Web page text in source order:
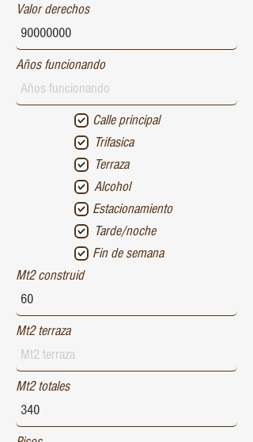
Valor derechos
Años funcionando
Calle principal
Trifasica
Terraza
Alcohol
Estacionamiento
Tarde/noche
Fin de semana
Mt2 construid
Mt2 terraza
Mt2 totales